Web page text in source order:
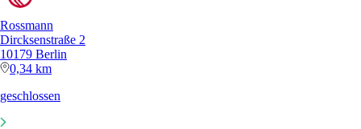
Rossmann
Dircksenstraße 2
10179 Berlin
0,34 km
geschlossen